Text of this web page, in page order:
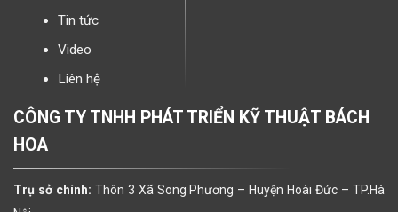
Tin tức
Video
Liên hệ
CÔNG TY TNHH PHÁT TRIỂN KỸ THUẬT BÁCH
HOA
Trụ sở chính: Thôn 3 Xã Song Phương – Huyện Hoài Đức – TP.Hà